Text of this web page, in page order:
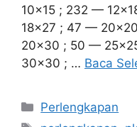
10×15 ; 232 —
18×27 ; 47 —
20×30 ; 50 —
30×30 ; … Baca
Kategori
Perlengkapan